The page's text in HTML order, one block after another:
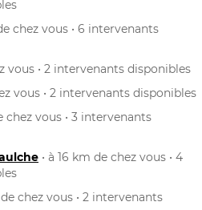
chez vous • 6 intervenants
vous • 2 intervenants disponibles
vous • 2 intervenants disponibles
chez vous • 3 intervenants
• à 16 km de chez vous • 4
de chez vous • 2 intervenants